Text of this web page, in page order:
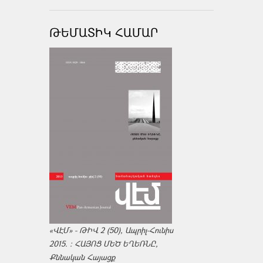
ԹԵՄԱՏԻԿ ՀԱՄԱՐ
«ՎԷՄ» - ԹԻՎ 2 (50), Ապրիլ-Հունիս
2015. : ՀԱՅՈՑ ՄԵԾ ԵՂԵՌՆԸ,
Քննական Հայացք